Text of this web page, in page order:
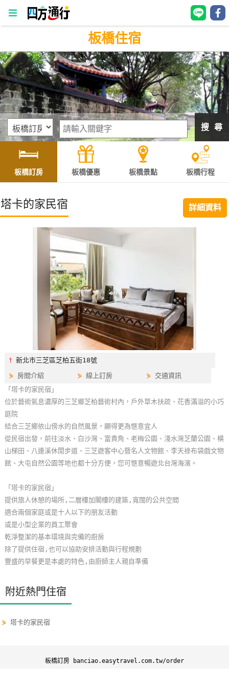
四
方
通
行
訂
房
灣
訂
房
直接跟飯店訂房 HOT
網
紅
帶
你
玩
樂
地
圖
顧
客
服
務
顧
滿
板橋住宿
搜 尋
板橋訂房 板橋優惠 板橋景點 板橋行程
塔卡的家民宿 詳細資料
⫯新北市三芝區芝柏五街18號
⋟ 房間介紹 ⋟線上訂房 ⋟ 交通資訊
「塔卡的家民宿」
位於藝術氣息濃厚的三芝鄉芝柏藝術村內，戶外草木扶疏、花香滿溢的小巧
庭院
結合三芝鄉依山傍水的自然風景，顯得更為愜意宜人
從民宿出發，前往淡水、白沙灣、富貴角、老梅公園、淺水灣芝蘭公園、橫
山梯田、八連溪休閒步道、三芝遊客中心暨名人文物館、李天祿布袋戲文物
館、大屯自然公園等地也都十分方便，您可愜意暢遊北台灣海濱。
「塔卡的家民宿」
提供旅人休憩的場所,二層樓加閣樓的建築,寬闊的公共空間
適合兩個家庭或是十人以下的朋友活動
或是小型企業的員工聚會
乾淨整潔的基本環境與完備的廚房
除了提供住宿,也可以協助安排活動與行程規劃
豐盛的早餐更是本處的特色,由廚師主人親自準備
附近熱門住宿
⋟塔卡的家民宿
板橋訂房 banciao.easytravel.com.tw/order